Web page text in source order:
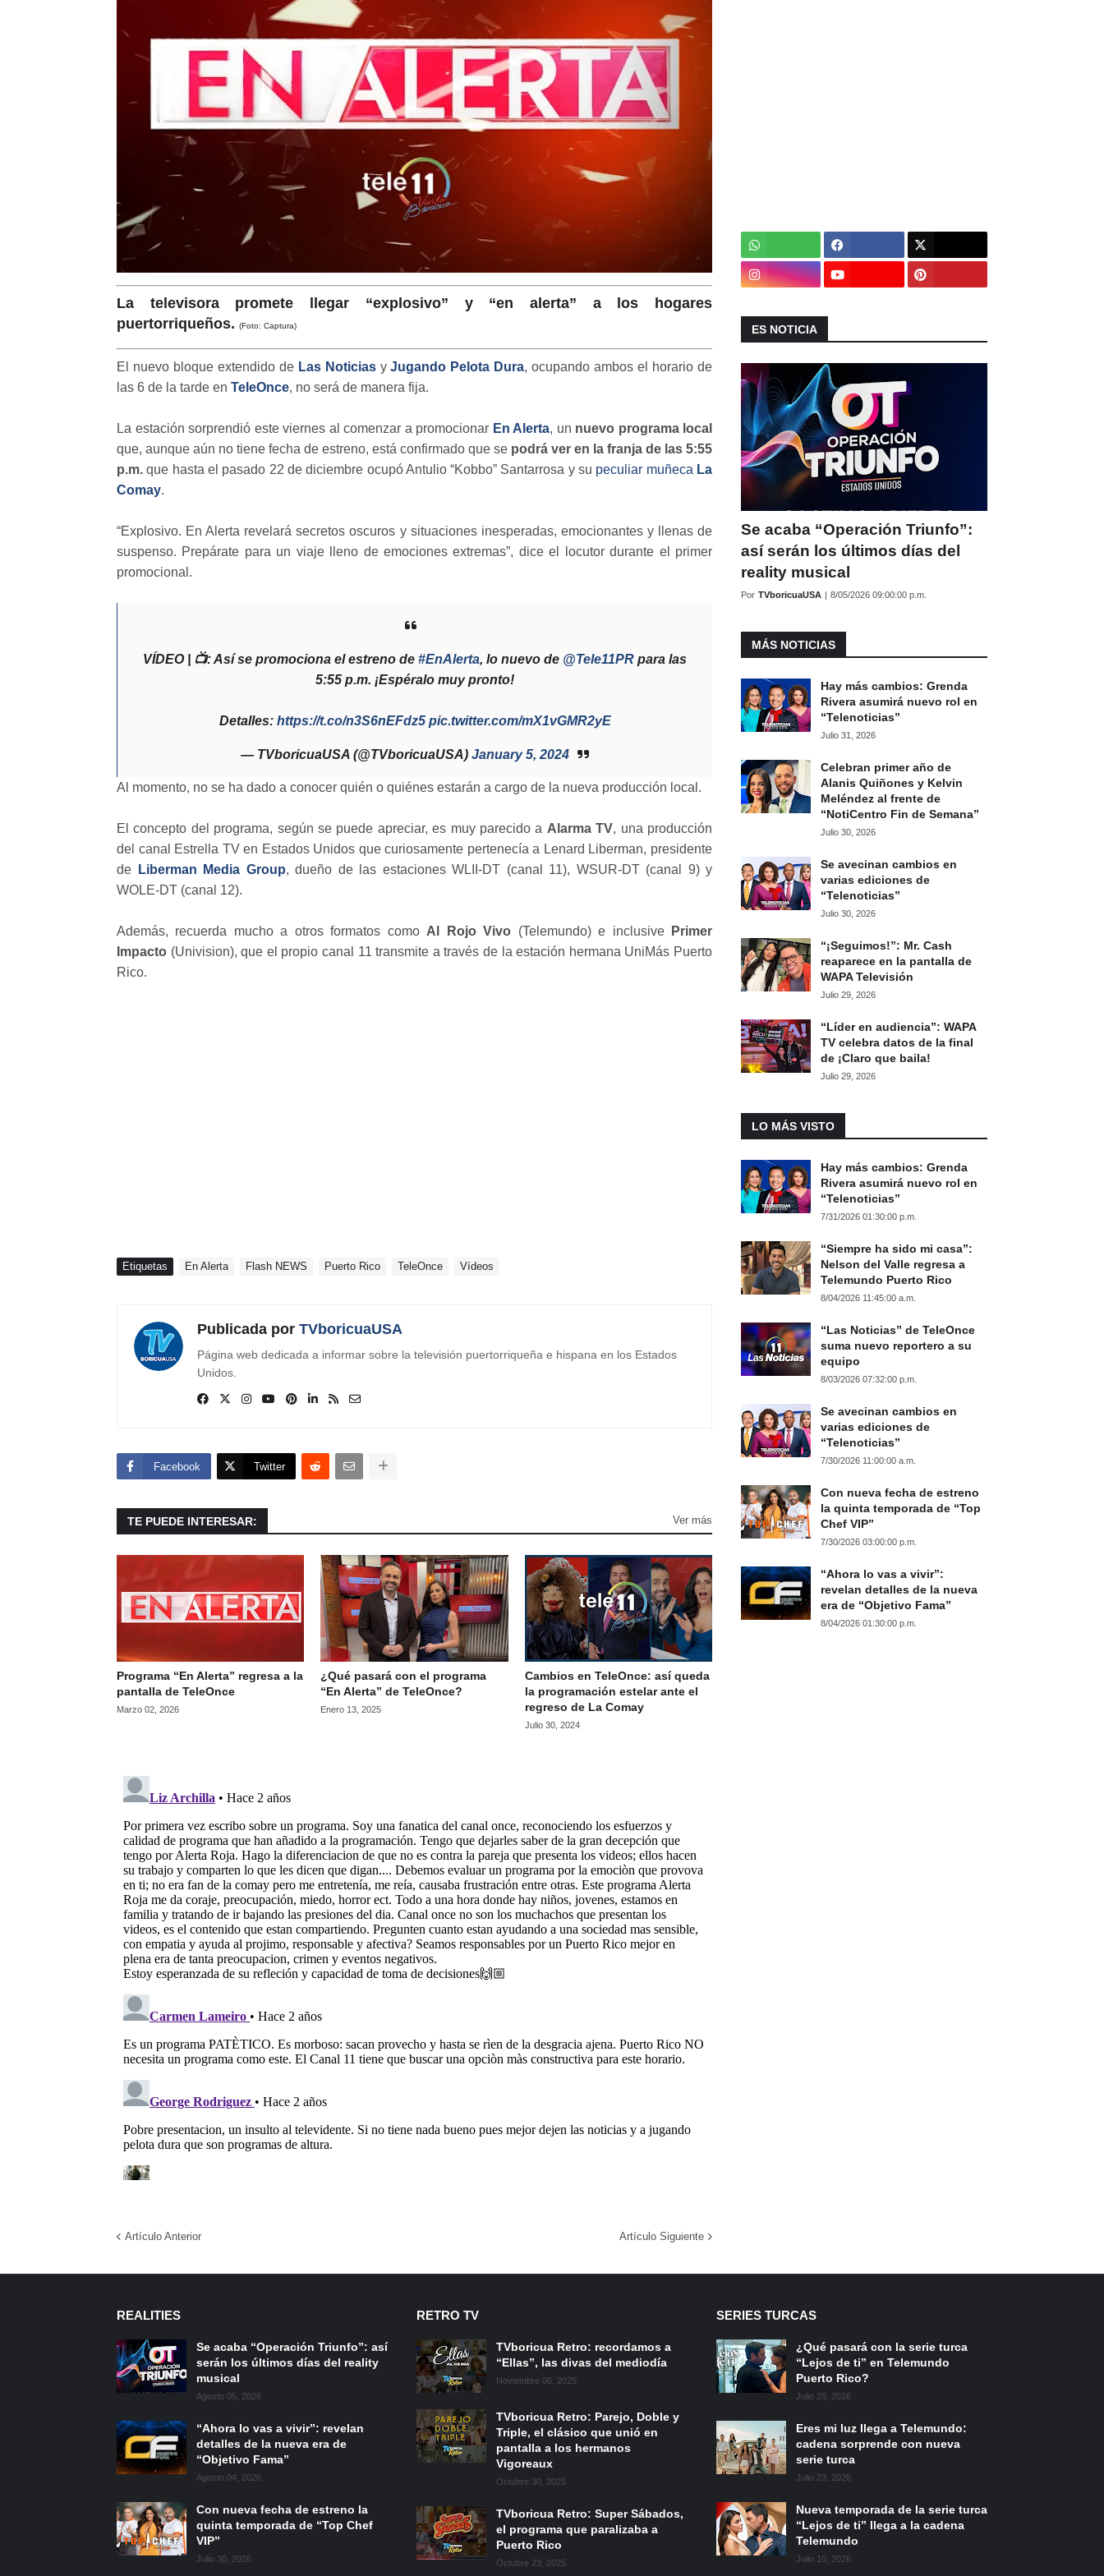
La televisora promete llegar “explosivo” y “en alerta” a los hogares
puertorriqueños. (Foto: Captura)
El nuevo bloque extendido de Las Noticiasy Jugando Pelota Dura, ocupando ambos el horario de
las 6 de la tarde en TeleOnce, no será de manera fija.
La estación sorprendió este viernes al comenzar a promocionar En Alerta, un nuevo programa local
que, aunque aún no tiene fecha de estreno, está confirmado que se podrá ver en la franja de las 5:55
p.m. que hasta el pasado 22 de diciembre ocupó Antulio “Kobbo” Santarrosa y su peculiar muñeca La
Comay.
“Explosivo. En Alerta revelará secretos oscuros y situaciones inesperadas, emocionantes y llenas de
suspenso. Prepárate para un viaje lleno de emociones extremas”, dice el locutor durante el primer
promocional.
VÍDEO | 📺: Así se promociona el estreno de #EnAlerta, lo nuevo de @Tele11PR para las
5:55 p.m. ¡Espéralo muy pronto!
Detalles: https://t.co/n3S6nEFdz5 pic.twitter.com/mX1vGMR2yE
— TVboricuaUSA (@TVboricuaUSA) January 5, 2024
Al momento, no se ha dado a conocer quién o quiénes estarán a cargo de la nueva producción local.
El concepto del programa, según se puede apreciar, es muy parecido a Alarma TV, una producción
del canal Estrella TV en Estados Unidos que curiosamente pertenecía a Lenard Liberman, presidente
de
Liberman Media Group, dueño de las estaciones WLII-DT (canal 11), WSUR-DT (canal 9) y
WOLE-DT (canal 12).
Además, recuerda mucho a otros formatos como Al Rojo Vivo (Telemundo) e inclusive
Primer
Impacto (Univision), que el propio canal 11 transmite a través de la estación hermana UniMás Puerto
Rico.
Etiquetas En Alerta Flash NEWS Puerto Rico TeleOnce Vídeos
Publicada por TVboricuaUSA
Página web dedicada a informar sobre la televisión puertorriqueña e hispana en los Estados
Unidos.
Facebook Twitter
TE PUEDE INTERESAR: Ver más
Programa “En Alerta” regresa a la
pantalla de TeleOnce
Marzo 02, 2026
¿Qué pasará con el programa
“En Alerta” de TeleOnce?
Enero 13, 2025
Cambios en TeleOnce: así queda
la programación estelar ante el
regreso de La Comay
Julio 30, 2024
Artículo Anterior Artículo Siguiente
ES NOTICIA
Se acaba “Operación Triunfo”:
así serán los últimos días del
reality musical
Por TVboricuaUSA | 8/05/2026 09:00:00 p.m.
MÁS NOTICIAS
Hay más cambios: Grenda
Rivera asumirá nuevo rol en
“Telenoticias”
Julio 31, 2026
Celebran primer año de
Alanis Quiñones y Kelvin
Meléndez al frente de
“NotiCentro Fin de Semana”
Julio 30, 2026
Se avecinan cambios en
varias ediciones de
“Telenoticias”
Julio 30, 2026
“¡Seguimos!”: Mr. Cash
reaparece en la pantalla de
WAPA Televisión
Julio 29, 2026
“Líder en audiencia”: WAPA
TV celebra datos de la final
de ¡Claro que baila!
Julio 29, 2026
LO MÁS VISTO
Hay más cambios: Grenda
Rivera asumirá nuevo rol en
“Telenoticias”
7/31/2026 01:30:00 p.m.
“Siempre ha sido mi casa”:
Nelson del Valle regresa a
Telemundo Puerto Rico
8/04/2026 11:45:00 a.m.
“Las Noticias” de TeleOnce
suma nuevo reportero a su
equipo
8/03/2026 07:32:00 p.m.
Se avecinan cambios en
varias ediciones de
“Telenoticias”
7/30/2026 11:00:00 a.m.
Con nueva fecha de estreno
la quinta temporada de “Top
Chef VIP”
7/30/2026 03:00:00 p.m.
“Ahora lo vas a vivir”:
revelan detalles de la nueva
era de “Objetivo Fama”
8/04/2026 01:30:00 p.m.
REALITIES
Se acaba “Operación Triunfo”: así
serán los últimos días del reality
musical
Agosto 05, 2026
“Ahora lo vas a vivir”: revelan
detalles de la nueva era de
“Objetivo Fama”
Agosto 04, 2026
Con nueva fecha de estreno la
quinta temporada de “Top Chef
VIP”
Julio 30, 2026
RETRO TV
TVboricua Retro: recordamos a
“Ellas”, las divas del mediodía
Noviembre 06, 2025
TVboricua Retro: Parejo, Doble y
Triple, el clásico que unió en
pantalla a los hermanos
Vigoreaux
Octubre 30, 2025
TVboricua Retro: Super Sábados,
el programa que paralizaba a
Puerto Rico
Octubre 23, 2025
SERIES TURCAS
¿Qué pasará con la serie turca
“Lejos de ti” en Telemundo
Puerto Rico?
Julio 26, 2026
Eres mi luz llega a Telemundo:
cadena sorprende con nueva
serie turca
Julio 23, 2026
Nueva temporada de la serie turca
“Lejos de ti” llega a la cadena
Telemundo
Julio 10, 2026